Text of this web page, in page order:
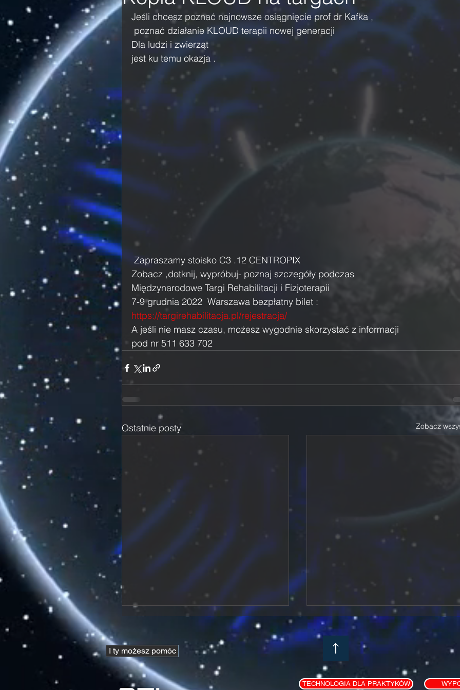
Jeśli chcesz poznać najnowsze osiągnięcie prof dr Kafka ,
poznać działanie KLOUD terapii nowej generacji
Dla ludzi i zwierząt
jest ku temu okazja .
Zapraszamy stoisko C3 .12 CENTROPIX
Zobacz ,dotknij, wypróbuj- poznaj szczegóły podczas
Międzynarodowe Targi Rehabilitacji i Fizjoterapii
7-9 grudnia 2022  Warszawa bezpłatny bilet :
https://targirehabilitacja.pl/rejestracja/
A jeśli nie masz czasu, możesz wygodnie skorzystać z informacji
pod nr 511 633 702
Ostatnie posty Zobacz
I ty możesz pomóc
TECHNOLOGIA DLA PRAKTYKÓW